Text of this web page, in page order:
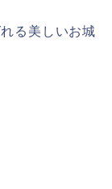
る美しいお城